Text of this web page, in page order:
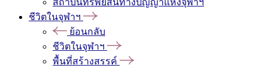
สถาบันทรัพย์สินทางปัญญาแห่งจุฬาฯ
ชีวิตในจุฬาฯ
ย้อนกลับ
ชีวิตในจุฬาฯ
พื้นที่สร้างสรรค์